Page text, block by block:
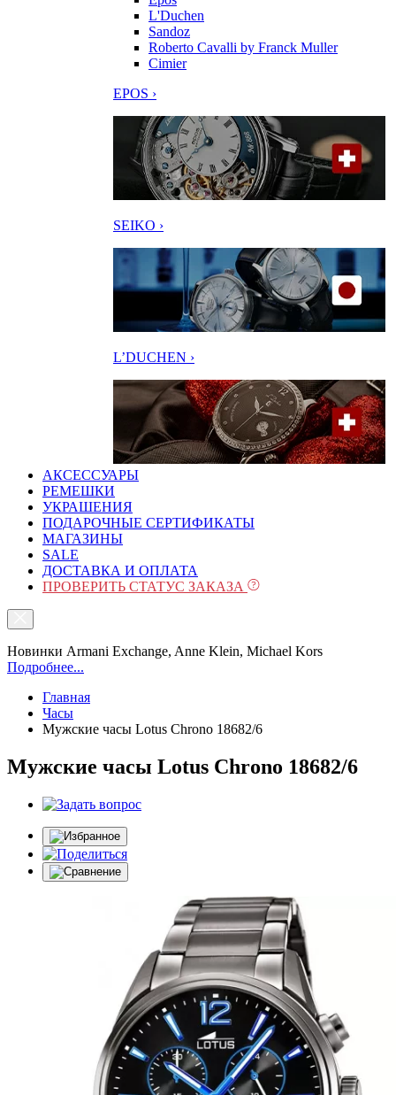
L'Duchen
Sandoz
Roberto Cavalli by Franck Muller
Cimier
EPOS ›
SEIKO ›
L’DUCHEN ›
АКСЕССУАРЫ
РЕМЕШКИ
УКРАШЕНИЯ
ПОДАРОЧНЫЕ СЕРТИФИКАТЫ
МАГАЗИНЫ
SALE
ДОСТАВКА И ОПЛАТА
ПРОВЕРИТЬ СТАТУС ЗАКАЗА
Новинки Armani Exchange, Anne Klein, Michael Kors
Подробнее...
Главная
Часы
Мужские часы Lotus Chrono 18682/6
Мужские часы Lotus Chrono 18682/6